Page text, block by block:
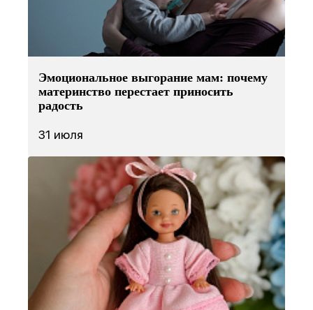
Эмоциональное выгорание мам: почему
материнство перестает приносить
радость
31 июля